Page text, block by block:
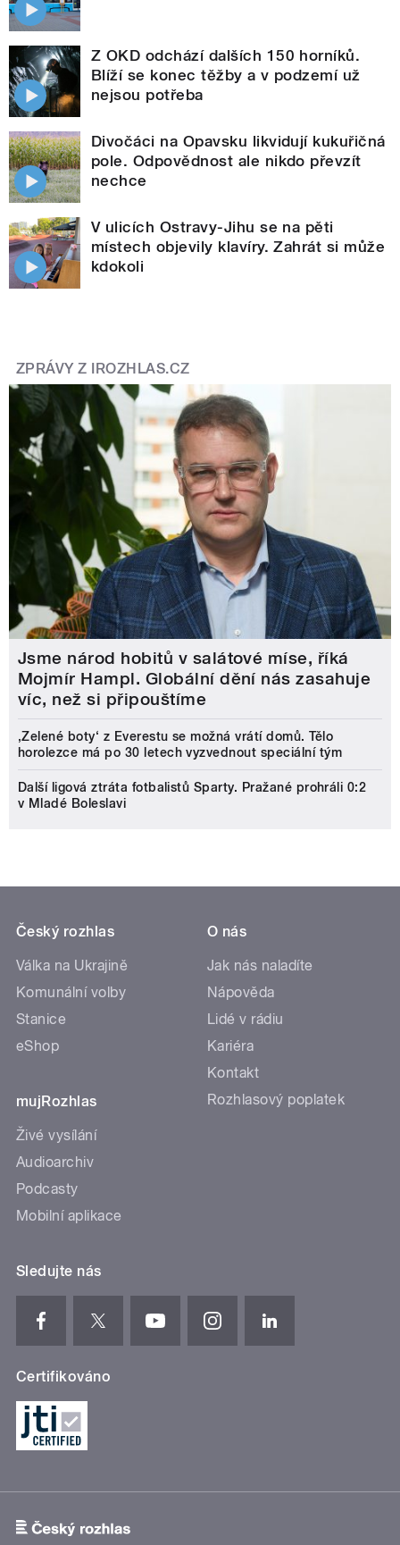
Z OKD odchází dalších 150 horníků.
Blíží se konec těžby a v podzemí už
nejsou potřeba
Divočáci na Opavsku likvidují kukuřičná
pole. Odpovědnost ale nikdo převzít
nechce
V ulicích Ostravy-Jihu se na pěti
místech objevily klavíry. Zahrát si může
kdokoli
ZPRÁVY Z IROZHLAS.CZ
Jsme národ hobitů v salátové míse, říká
Mojmír Hampl. Globální dění nás zasahuje
víc, než si připouštíme
‚Zelené boty‘ z Everestu se možná vrátí domů. Tělo
horolezce má po 30 letech vyzvednout speciální tým
Další ligová ztráta fotbalistů Sparty. Pražané prohráli 0:2
v Mladé Boleslavi
Český rozhlas
Válka na Ukrajině
Komunální volby
Stanice
eShop
mujRozhlas
Živé vysílání
Audioarchiv
Podcasty
Mobilní aplikace
O nás
Jak nás naladíte
Nápověda
Lidé v rádiu
Kariéra
Kontakt
Rozhlasový poplatek
Sledujte nás
Certifikováno